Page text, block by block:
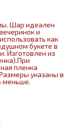
Шар идеален
и
как
букете в
Изготовлен из
пленка
указаны в
меньше.